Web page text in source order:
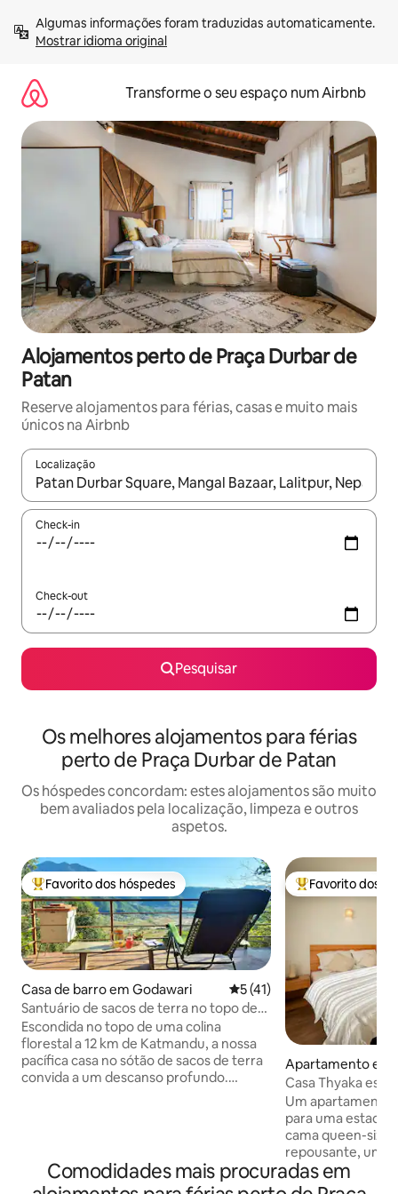
para
Mostrar idioma original
Transforme o seu espaço num Airbnb
Alojamentos perto de Praça Durbar de
Patan
Reserve alojamentos para férias, casas e muito mais
únicos na Airbnb
Localização
Quando os resultados estiverem disponíveis, navegue com
Check-in
Check-out
Pesquisar
Os melhores alojamentos para férias
perto de Praça Durbar de Patan
Os hóspedes concordam: estes alojamentos são muito
bem avaliados pela localização, limpeza e outros
aspetos.
Favoritos dos hóspedes mais apreciados
Favorito dos hóspedes
Casa de barro em Godawari Classificação média de 5
5 (41)
Santuário de sacos de terra no topo de
uma colina perto de Katmandu
Escondida no topo de uma colina
florestal a 12 km de Katmandu, a nossa
pacífica casa no sótão de sacos de terra
convida a um descanso profundo.
feito para a quietude; acorde com o
canto dos pássaros, saboreie chá com
Favoritos dos
Favorito dos
Apartamento em
Casa Thyaka
dourado
Um apartamento
para uma estadia
cama queen-size
repousante, uma
confortavelmente
de banho
Comodidades mais procuradas em